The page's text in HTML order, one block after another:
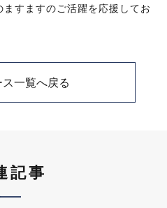
すますのご活躍を応援してお
一覧へ戻る
記事